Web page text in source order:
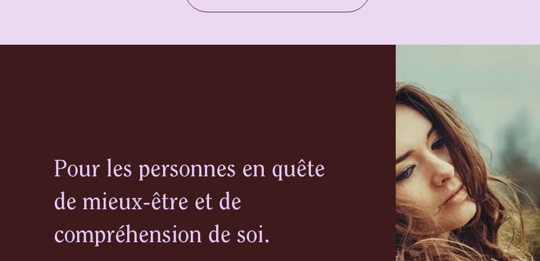
Pour les personnes en quête
de mieux-être et de
compréhension de soi.